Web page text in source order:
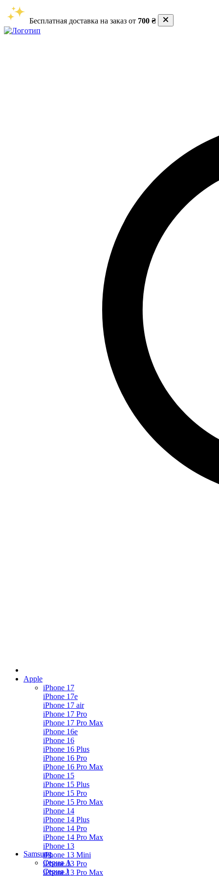
Бесплатная доставка на заказ от 700 ₴
Apple
iPhone 17
iPhone 17e
iPhone 17 air
iPhone 17 Pro
iPhone 17 Pro Max
iPhone 16e
iPhone 16
iPhone 16 Plus
iPhone 16 Pro
iPhone 16 Pro Max
iPhone 15
iPhone 15 Plus
iPhone 15 Pro
iPhone 15 Pro Max
iPhone 14
iPhone 14 Plus
iPhone 14 Pro
iPhone 14 Pro Max
iPhone 13
iPhone 13 Mini
iPhone 13 Pro
iPhone 13 Pro Max
Samsung
Серия А
Серия J